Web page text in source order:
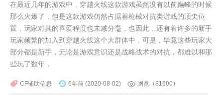
在最近几年的游戏中，穿越火线这款游戏虽然没有以前巅峰的时候
那么火爆了，但是这款游戏仍然占据着枪械对抗类游戏的顶尖位
置，玩家对其的喜爱程度也未减分毫，也因此，还有着许多的新手
玩家频繁的加入到穿越火线这个大群体中，可是，毕竟这些玩家大
部分都是新手，无论是游戏意识还是战略战术的对抗，都难以和那
些玩了数年，
CF辅助信息 6年前 (2020-08-02) 浏览（81600）